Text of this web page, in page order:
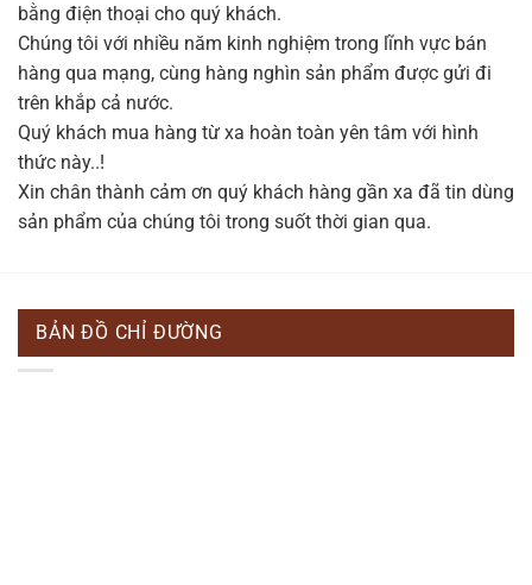
bằng điện thoại cho quý khách.
Chúng tôi với nhiều năm kinh nghiệm trong lĩnh vực bán
hàng qua mạng, cùng hàng nghìn sản phẩm được gửi đi
trên khắp cả nước.
Quý khách mua hàng từ xa hoàn toàn yên tâm với hình
thức này..!
Xin chân thành cảm ơn quý khách hàng gần xa đã tin dùng
sản phẩm của chúng tôi trong suốt thời gian qua.
BẢN ĐỒ CHỈ ĐƯỜNG